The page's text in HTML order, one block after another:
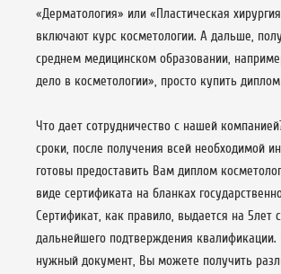
«Дерматология» или «Пластическая
включают курс косметологии. А дальше,
среднем медицинском образовании,
дело в косметологии», просто купить
Что дает сотрудничество с нашей
сроки, после получения всей необходимой
готовы предоставить Вам диплом
виде сертификата на бланках
Сертификат, как правило, выдается на 5лет
дальнейшего подтверждения
нужный документ, Вы можете получить